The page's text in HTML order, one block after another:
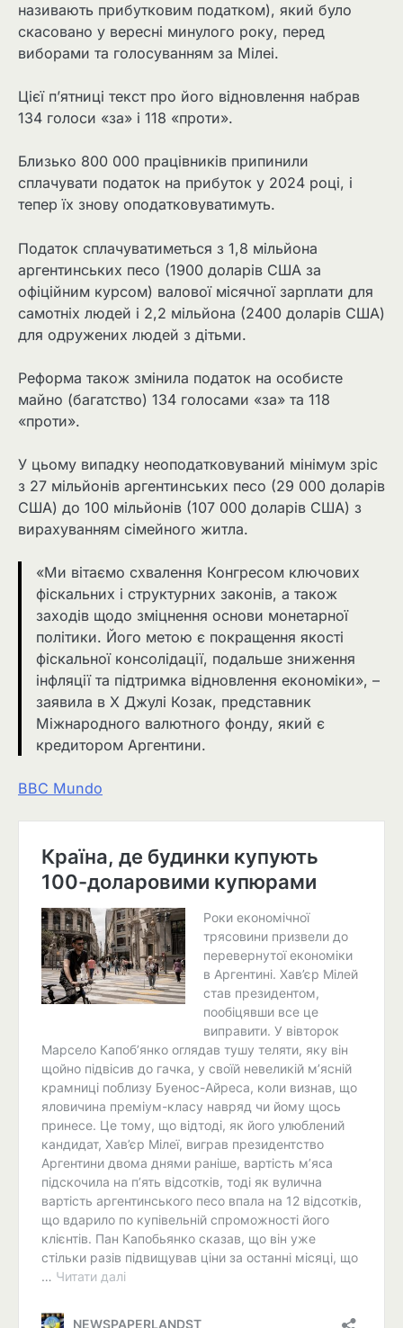
називають прибутковим податком), який було
скасовано у вересні минулого року, перед
виборами та голосуванням за Мілеі.
Цієї п’ятниці текст про його відновлення набрав
134 голоси «за» і 118 «проти».
Близько 800 000 працівників припинили
сплачувати податок на прибуток у 2024 році, і
тепер їх знову оподатковуватимуть.
Податок сплачуватиметься з 1,8 мільйона
аргентинських песо (1900 доларів США за
офіційним курсом) валової місячної зарплати для
самотніх людей і 2,2 мільйона (2400 доларів США)
для одружених людей з дітьми.
Реформа також змінила податок на особисте
майно (багатство) 134 голосами «за» та 118
«проти».
У цьому випадку неоподатковуваний мінімум зріс
з 27 мільйонів аргентинських песо (29 000 доларів
США) до 100 мільйонів (107 000 доларів США) з
вирахуванням сімейного житла.
«Ми вітаємо схвалення Конгресом ключових
фіскальних і структурних законів, а також
заходів щодо зміцнення основи монетарної
політики. Його метою є покращення якості
фіскальної консолідації, подальше зниження
інфляції та підтримка відновлення економіки», –
заявила в X Джулі Козак, представник
Міжнародного валютного фонду, який є
кредитором Аргентини.
BBC Mundo